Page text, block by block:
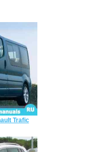
Trafic